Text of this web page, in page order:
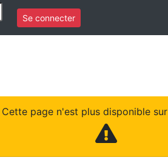
Se connecter
Cette page n'est plus disponible sur